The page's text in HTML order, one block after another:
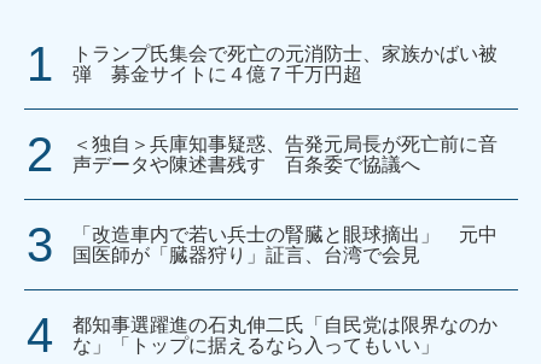
トランプ氏集会で死亡の元消防士、家族かばい被
弾 募金サイトに４億７千万円超
＜独自＞兵庫知事疑惑、告発元局長が死亡前に音
声データや陳述書残す 百条委で協議へ
「改造車内で若い兵士の腎臓と眼球摘出」 元中
国医師が「臓器狩り」証言、台湾で会見
都知事選躍進の石丸伸二氏「自民党は限界なのか
な」「トップに据えるなら入ってもいい」